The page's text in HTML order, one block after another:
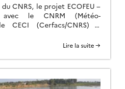
du CNRS, le projet ECOFEU –
le CNRM (Météo-
CECI (Cerfacs/CNRS) –
changement climatique et
et modélisation, il vise à
des combustibles […]
Lire la suite →